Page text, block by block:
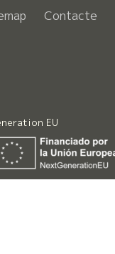
Contacte
EU